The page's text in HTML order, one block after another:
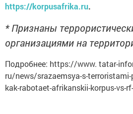
https://korpusafrika.ru.
* Признаны
организациями на
Подробнее: https://www. tatar-
ru/news/srazaemsya-s-
kak-rabotaet-afrikanskii-korpus-vs-